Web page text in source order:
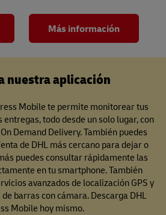
Más información
nuestra aplicación
Mobile te permite monitorear tus
todo desde un solo lugar, con
Demand Delivery. También puedes
de DHL más cercano para dejar o
puedes consultar rápidamente las
en tu smartphone. También
avanzados de localización GPS y
barras con cámara. Descarga DHL
Mobile hoy mismo.